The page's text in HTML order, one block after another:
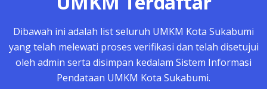
Dibawah ini adalah list seluruh UMKM Kota Sukabumi
yang telah melewati proses verifikasi dan telah disetujui
oleh admin serta disimpan kedalam Sistem Informasi
Pendataan UMKM Kota Sukabumi.